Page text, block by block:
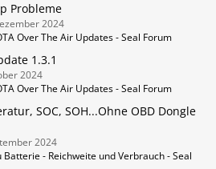
Probleme
2024
Over The Air Updates - Seal Forum
1.3.1
2024
Over The Air Updates - Seal Forum
SOC, SOH...Ohne OBD Dongle
2024
- Reichweite und Verbrauch - Seal